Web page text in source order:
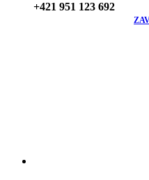
+421 951 123 692